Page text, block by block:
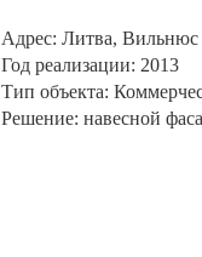
Адрес: Литва, Вильнюс
Год реализации: 2013
Тип объекта:
Решение: навесной